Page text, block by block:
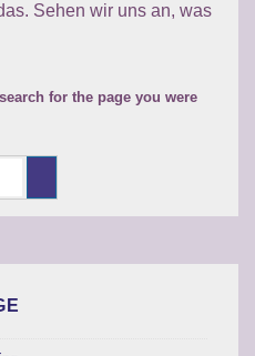
Sehen wir uns an, was
for the page you were